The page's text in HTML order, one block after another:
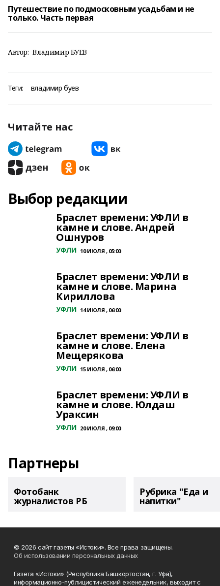
Путешествие по подмосковным усадьбам и не
только. Часть первая
Автор: Владимир БУЕВ
Теги: владимир буев
Читайте нас
Выбор редакции
Браслет времени: УФЛИ в
камне и слове. Андрей
Ошнуров
УФЛИ 10 ИЮЛЯ , 05:00
Браслет времени: УФЛИ в
камне и слове. Марина
Кириллова
УФЛИ 14 ИЮЛЯ , 06:00
Браслет времени: УФЛИ в
камне и слове. Елена
Мещерякова
УФЛИ 15 ИЮЛЯ , 06:00
Браслет времени: УФЛИ в
камне и слове. Юлдаш
Ураксин
УФЛИ 20 ИЮЛЯ , 09:00
Партнеры
Фотобанк
журналистов РБ
Рубрика "Еда и
напитки"
© 2026 сайт газеты «Истоки». Все права защищены.
Об использовании персональных данных
Газета «Истоки» (Республика Башкортостан, г. Уфа),
информационно-публицистический еженедельник, выходит с